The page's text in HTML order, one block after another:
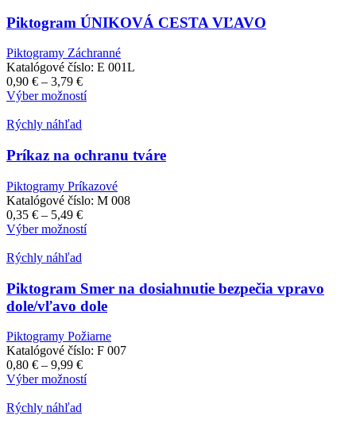
Piktogram ÚNIKOVÁ CESTA VĽAVO
Piktogramy Záchranné
Katalógové číslo: E 001L
0,90 € – 3,79 €Price
range:
Výber možnostíTento
variantov.
si
môžete
na
stránke
Rýchly náhľad
Príkaz na ochranu tváre
Piktogramy Príkazové
Katalógové číslo: M 008
0,35 € – 5,49 €Price
range:
Výber možnostíTento
variantov.
Možnosti
si
vybrať
na
stránke
produktu.
Rýchly náhľad
Piktogram Smer na dosiahnutie bezpečia vpravo
dole/vľavo dole
Piktogramy Požiarne
Katalógové číslo: F 007
0,80 € – 9,99 €Price
range:
Výber možnostíTento
Rýchly náhľad